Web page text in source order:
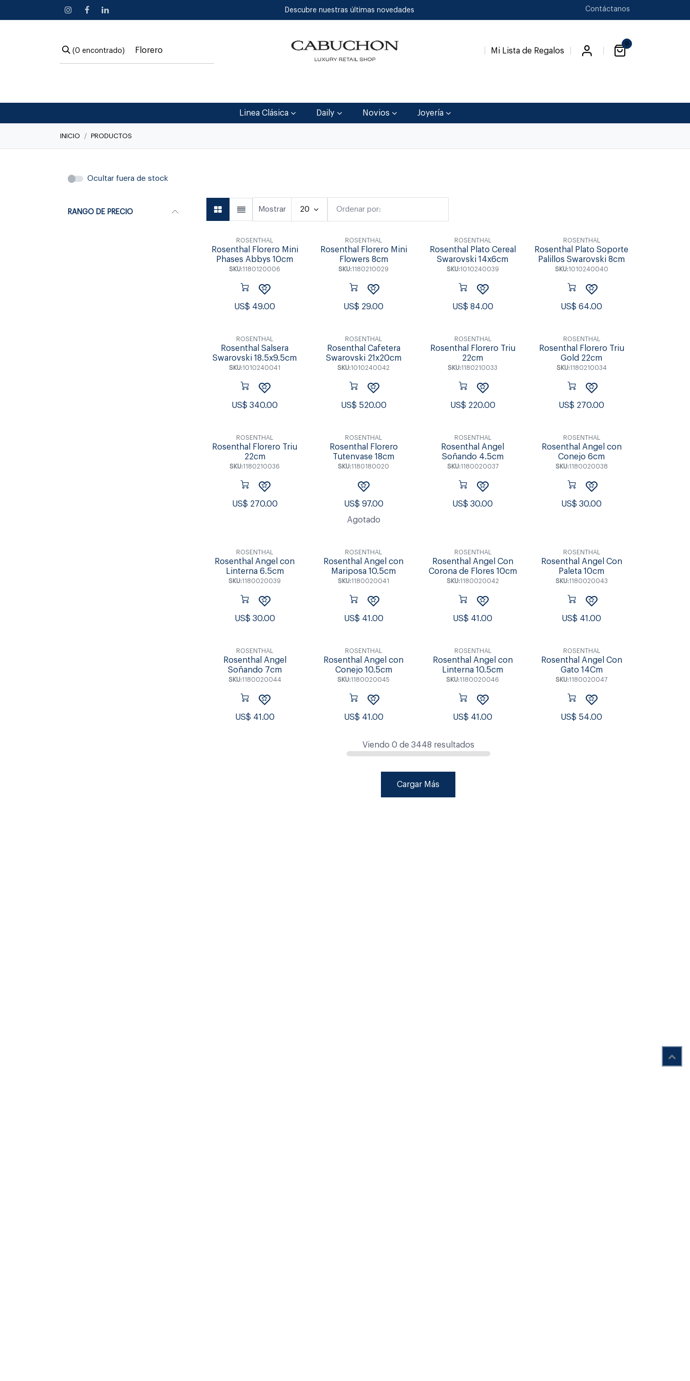
Descubre nuestras últimas novedades Contáctanos
(0 encontrado) Mi Lista de Regalos
0
Linea Clásica Daily Novios Joyería
INICIO PRODUCTOS
Ocultar fuera de stock
RANGO DE PRECIO Ordenar por:
Mostrar 20
ROSENTHAL
Rosenthal Florero Mini
Phases Abbys 10cm
SKU:1180120006
US$ 49.00
ROSENTHAL
Rosenthal Florero Mini
Flowers 8cm
SKU:1180210029
US$ 29.00
ROSENTHAL
Rosenthal Plato Cereal
Swarovski 14x6cm
SKU:1010240039
US$ 84.00
ROSENTHAL
Rosenthal Plato Soporte
Palillos Swarovski 8cm
SKU:1010240040
US$64.00
ROSENTHAL
Rosenthal Salsera
Swarovski 18.5x9.5cm
SKU:1010240041
US$340.00
ROSENTHAL
Rosenthal Cafetera
Swarovski 21x20cm
SKU:1010240042
US$ 520.00
ROSENTHAL
Rosenthal Florero Triu
22cm
SKU:1180210033
US$ 220.00
ROSENTHAL
Rosenthal Florero Triu
Gold 22cm
SKU:1180210034
US$ 270.00
ROSENTHAL
Rosenthal Florero Triu
22cm
SKU:1180210036
US$ 270.00
ROSENTHAL
Rosenthal Florero
Tutenvase 18cm
SKU:1180180020
US$ 97.00
Agotado
ROSENTHAL
Rosenthal Angel
Soñando 4.5cm
SKU:1180020037
US$30.00
ROSENTHAL
Rosenthal Angel con
Conejo 6cm
SKU:1180020038
US$30.00
ROSENTHAL
Rosenthal Angel con
Linterna 6.5cm
SKU:1180020039
US$ 30.00
ROSENTHAL
Rosenthal Angel con
Mariposa 10.5cm
SKU:1180020041
US$ 41.00
ROSENTHAL
Rosenthal Angel Con
Corona de Flores 10cm
SKU:1180020042
US$ 41.00
ROSENTHAL
Rosenthal Angel Con
Paleta 10cm
SKU:1180020043
US$ 41.00
ROSENTHAL
Rosenthal Angel
Soñando 7cm
SKU:1180020044
US$ 41.00
ROSENTHAL
Rosenthal Angel con
Conejo 10.5cm
SKU:1180020045
US$ 41.00
ROSENTHAL
Rosenthal Angel con
Linterna 10.5cm
SKU:1180020046
US$ 41.00
ROSENTHAL
Rosenthal Angel Con
Gato 14Cm
SKU:1180020047
US$ 54.00
Viendo 0 de 3448 resultados
Cargar Más